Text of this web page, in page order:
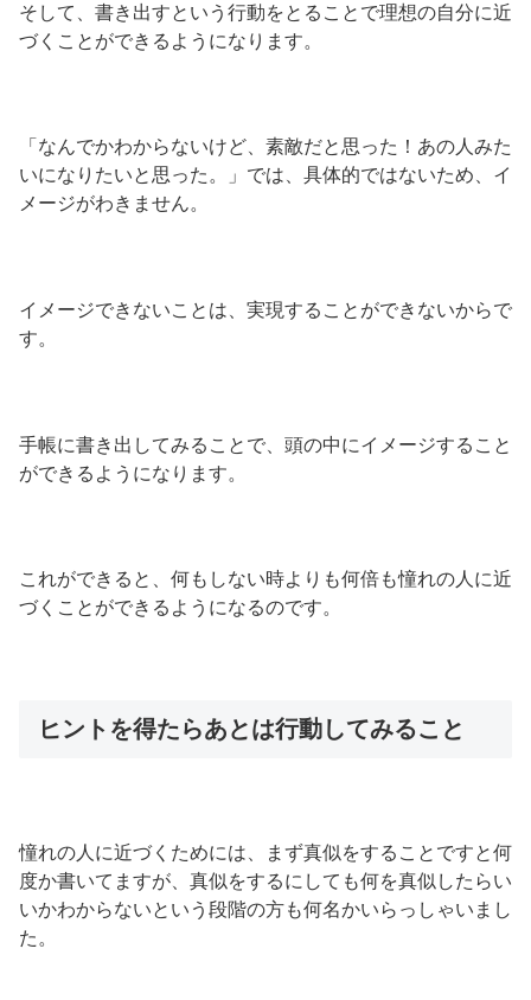
そして、書き出すという行動をとることで理想の自分に近
づくことができるようになります。
「なんでかわからないけど、素敵だと思った！あの人みた
いになりたいと思った。」では、具体的ではないため、イ
メージがわきません。
イメージできないことは、実現することができないからで
す。
手帳に書き出してみることで、頭の中にイメージすること
ができるようになります。
これができると、何もしない時よりも何倍も憧れの人に近
づくことができるようになるのです。
ヒントを得たらあとは行動してみること
憧れの人に近づくためには、まず真似をすることですと何
度か書いてますが、真似をするにしても何を真似したらい
いかわからないという段階の方も何名かいらっしゃいまし
た。